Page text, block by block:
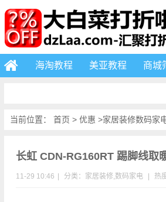
海淘教程 美亚教程 商城
当前位置： 首页 > 优惠 >家居装修数码家
长虹 CDN-RG160RT 踢脚线取
11-29 10:46 分类： 家居装修,数码家电 热